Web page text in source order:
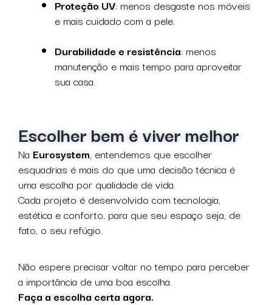
Proteção UV: menos desgaste nos móveis
e mais cuidado com a pele.
Durabilidade e resistência: menos
manutenção e mais tempo para aproveitar
sua casa.
Escolher bem é viver melhor
Na Eurosystem, entendemos que escolher
esquadrias é mais do que uma decisão técnica é
uma escolha por qualidade de vida.
Cada projeto é desenvolvido com tecnologia,
estética e conforto, para que seu espaço seja, de
fato, o seu refúgio.
Não espere precisar voltar no tempo para perceber
a importância de uma boa escolha.
Faça a escolha certa agora.